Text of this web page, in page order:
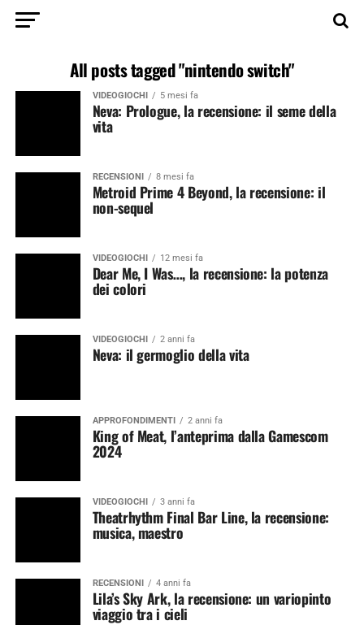
All posts tagged "nintendo switch"
VIDEOGIOCHI 5 mesi fa
Neva: Prologue, la recensione: il seme della
vita
RECENSIONI 8 mesi fa
Metroid Prime 4 Beyond, la recensione: il
non-sequel
VIDEOGIOCHI 12 mesi fa
Dear Me, I Was…, la recensione: la potenza
dei colori
VIDEOGIOCHI 2 anni fa
Neva: il germoglio della vita
APPROFONDIMENTI 2 anni fa
King of Meat, l’anteprima dalla Gamescom
2024
VIDEOGIOCHI 3 anni fa
Theatrhythm Final Bar Line, la recensione:
musica, maestro
RECENSIONI 4 anni fa
Lila’s Sky Ark, la recensione: un variopinto
viaggio tra i cieli